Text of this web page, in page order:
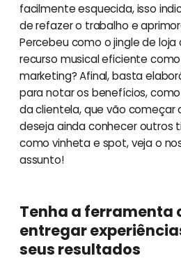
facilmente esquecida, isso
de refazer o trabalho e
Percebeu como o jingle de
recurso musical eficiente
marketing? Afinal, basta
para notar os benefícios,
da clientela, que vão começar
deseja ainda conhecer outros
como vinheta e spot, veja o
assunto!
Tenha a ferramenta
entregar
seus resultados